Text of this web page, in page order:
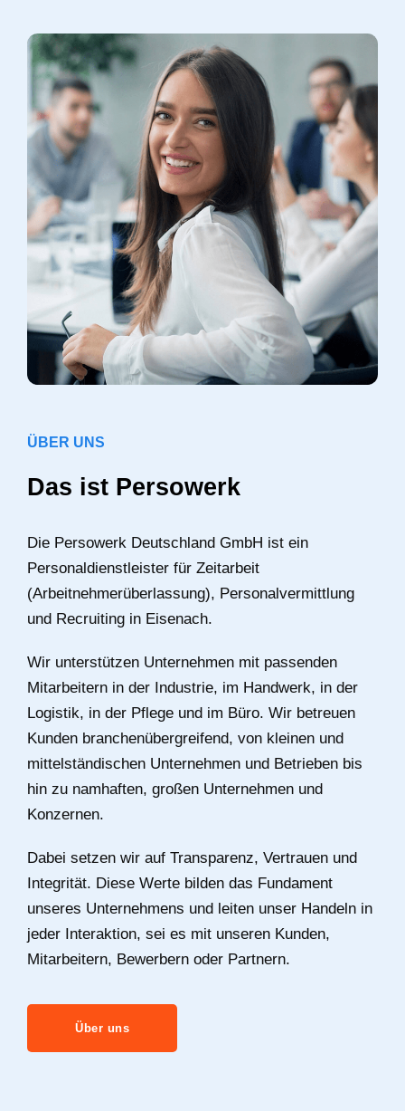
ÜBER UNS
Das ist Persowerk
Die Persowerk Deutschland GmbH ist ein
Personaldienstleister für Zeitarbeit
(Arbeitnehmerüberlassung), Personalvermittlung
und Recruiting in Eisenach.
Wir unterstützen Unternehmen mit passenden
Mitarbeitern in der Industrie, im Handwerk, in der
Logistik, in der Pflege und im Büro. Wir betreuen
Kunden branchenübergreifend, von kleinen und
mittelständischen Unternehmen und Betrieben bis
hin zu namhaften, großen Unternehmen und
Konzernen.
Dabei setzen wir auf Transparenz, Vertrauen und
Integrität. Diese Werte bilden das Fundament
unseres Unternehmens und leiten unser Handeln in
jeder Interaktion, sei es mit unseren Kunden,
Mitarbeitern, Bewerbern oder Partnern.
Über uns